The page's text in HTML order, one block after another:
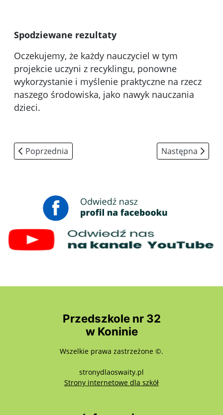
Spodziewane rezultaty
Oczekujemy, że każdy nauczyciel w tym
projekcie uczyni z recyklingu, ponowne
wykorzystanie i myślenie praktyczne na rzecz
naszego środowiska, jako nawyk nauczania
dzieci.
Poprzednia strona: DISCOVERED AND SHARED
Poprzednia Następna
Następna
Przedszkole nr 32
w Koninie
Wszelkie prawa zastrzeżone ©.
stronydlaoswaity.pl
Strony internetowe dla szkółotwiera się w